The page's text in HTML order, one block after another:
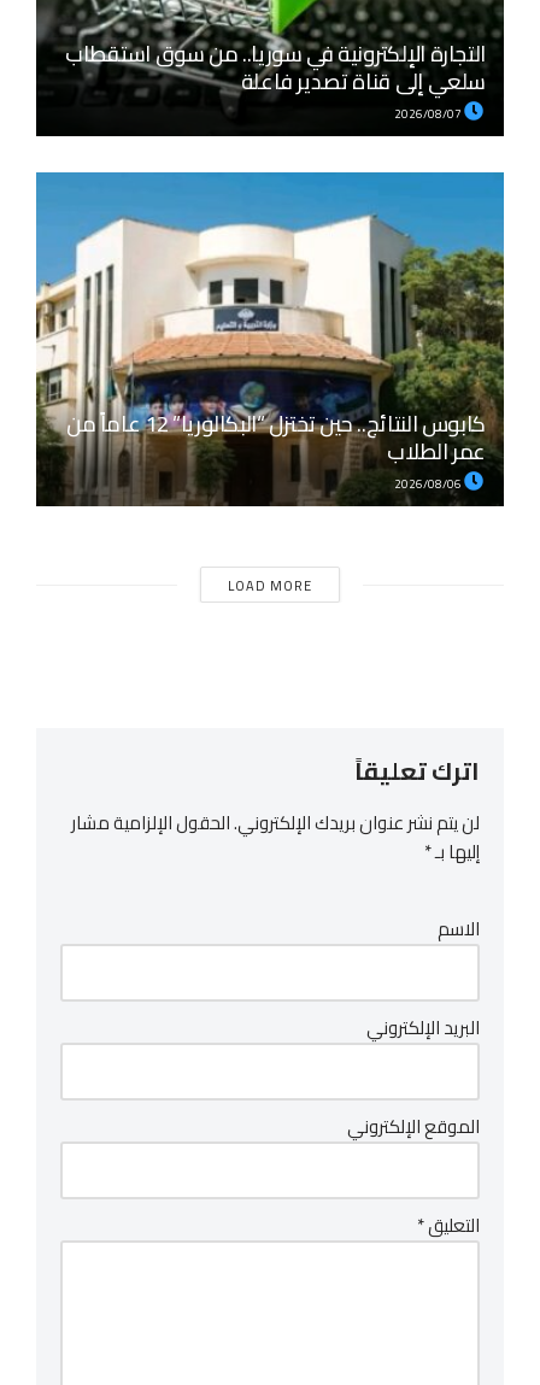
التجارة الإلكترونية في سوريا.. من سوق استقطاب
سلعي إلى قناة تصدير فاعلة
كابوس النتائج.. حين تختزل “البكالوريا” 12 عاماً من
عمر الطلاب
LOAD MORE
اترك تعليقاً
لن يتم نشر عنوان بريدك الإلكتروني.الحقول الإلزامية مشار
إليها بـ*
الاسم
البريد الإلكتروني
الموقع الإلكتروني
التعليق*